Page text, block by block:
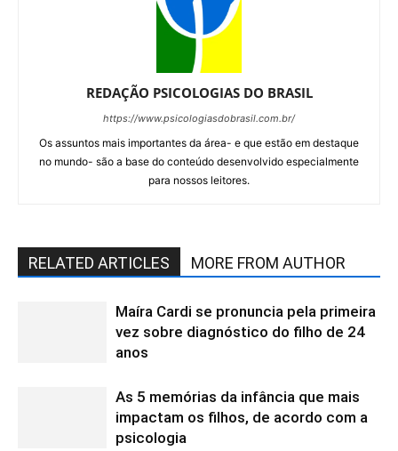
REDAÇÃO PSICOLOGIAS DO BRASIL
https://www.psicologiasdobrasil.com.br/
Os assuntos mais importantes da área- e que estão em destaque
no mundo- são a base do conteúdo desenvolvido especialmente
para nossos leitores.
RELATED ARTICLES MORE FROM AUTHOR
Maíra Cardi se pronuncia pela primeira
vez sobre diagnóstico do filho de 24
anos
As 5 memórias da infância que mais
impactam os filhos, de acordo com a
psicologia